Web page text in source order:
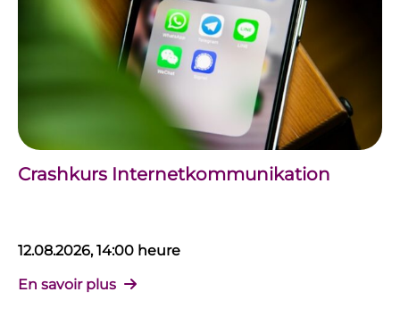
Crashkurs Internetkommunikation
12.08.2026, 14:00 heure
En savoir plus